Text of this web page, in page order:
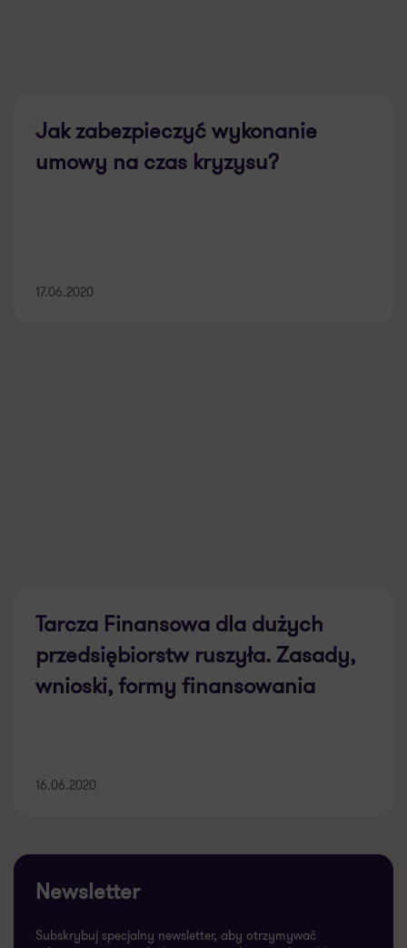
Jak zabezpieczyć wykonanie
umowy na czas kryzysu?
17.06.2020
Tarcza Finansowa dla dużych
przedsiębiorstw ruszyła. Zasady,
wnioski, formy finansowania
16.06.2020
Newsletter
Subskrybuj specjalny newsletter, aby otrzymywać